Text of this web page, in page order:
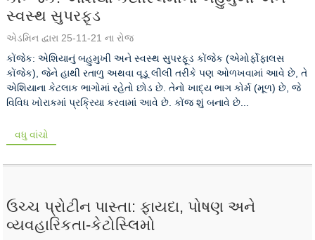
સ્વસ્થ સુપરફૂડ
એડમિન દ્વારા 25-11-21 ના ​​રોજ
કોંજેક: એશિયાનું બહુમુખી અને સ્વસ્થ સુપરફૂડ કોંજેક (એમોર્ફોફાલસ
કોંજેક), જેને હાથી રતાળુ અથવા વૂડૂ લીલી તરીકે પણ ઓળખવામાં આવે છે, તે
એશિયાના કેટલાક ભાગોમાં રહેતો છોડ છે. તેનો ખાદ્ય ભાગ કોર્મ (મૂળ) છે, જે
વિવિધ ખોરાકમાં પ્રક્રિયા કરવામાં આવે છે. કોંજ શું બનાવે છે...
વધુ વાંચો
ઉચ્ચ પ્રોટીન પાસ્તા: ફાયદા, પોષણ અને
વ્યવહારિકતા-કેટોસ્લિમો